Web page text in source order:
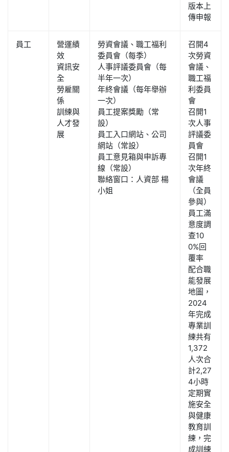
版本上
傳申報
員工
營運績
效
資訊安
全
勞雇關
係
訓練與
人才發
展
勞資會議、職工福利
委員會（每季）
人事評議委員會（每
半年一次）
年終會議（每年舉辦
一次）
員工提案獎勵（常
設）
員工入口網站、公司
網站（常設）
員工意見箱與申訴專
線（常設）
聯絡窗口：人資部 楊
小姐
召開4
次勞資
會議、
職工福
利委員
會
召開1
次人事
評議委
員會
召開1
次年終
會議
（全員
參與）
員工滿
意度調
查10
0%回
覆率
配合職
能發展
地圖，
2024
年完成
專業訓
練共有
1,372
人次合
計2,27
4小時
定期實
施安全
與健康
教育訓
練，完
成訓練